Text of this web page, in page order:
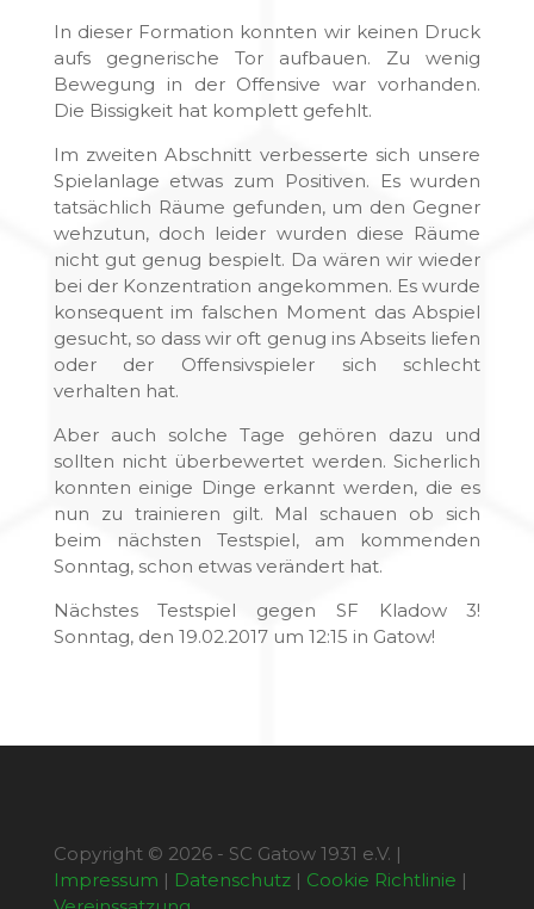
In dieser Formation konnten wir keinen Druck
aufs gegnerische Tor aufbauen. Zu wenig
Bewegung in der Offensive war vorhanden.
Die Bissigkeit hat komplett gefehlt.
Im zweiten Abschnitt verbesserte sich unsere
Spielanlage etwas zum Positiven. Es wurden
tatsächlich Räume gefunden, um den Gegner
wehzutun, doch leider wurden diese Räume
nicht gut genug bespielt. Da wären wir wieder
bei der Konzentration angekommen. Es wurde
konsequent im falschen Moment das Abspiel
gesucht, so dass wir oft genug ins Abseits liefen
oder der Offensivspieler sich schlecht
verhalten hat.
Aber auch solche Tage gehören dazu und
sollten nicht überbewertet werden. Sicherlich
konnten einige Dinge erkannt werden, die es
nun zu trainieren gilt. Mal schauen ob sich
beim nächsten Testspiel, am kommenden
Sonntag, schon etwas verändert hat.
Nächstes Testspiel gegen SF Kladow 3!
Sonntag, den 19.02.2017 um 12:15 in Gatow!
Copyright © 2026 - SC Gatow 1931 e.V. |
Impressum | Datenschutz| Cookie Richtlinie |